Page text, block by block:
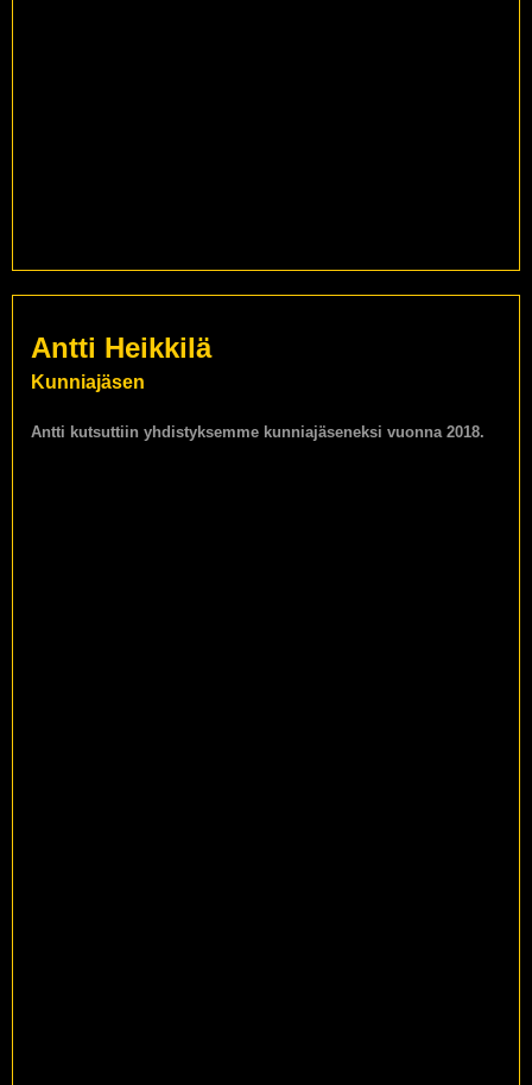
Antti Heikkilä
Kunniajäsen
Antti kutsuttiin yhdistyksemme kunniajäseneksi vuonna 2018.